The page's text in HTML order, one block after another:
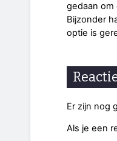
gedaan
Bijzonder
optie is
Er zijn nog
Als je een